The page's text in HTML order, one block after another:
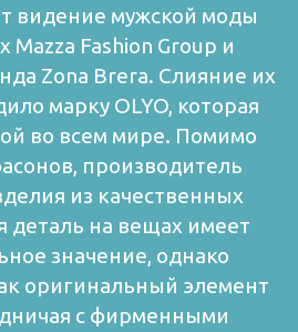
видение мужской моды
Mazza Fashion Group и
Zona Brera. Слияние их
марку OLYO, которая
во всем мире. Помимо
производитель
из качественных
деталь на вещах имеет
значение, однако
оригинальный элемент
с фирменными